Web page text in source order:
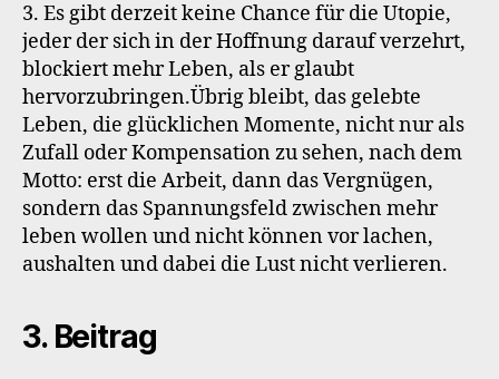
3. Es gibt derzeit keine Chance für die Utopie,
jeder der sich in der Hoffnung darauf verzehrt,
blockiert mehr Leben, als er glaubt
hervorzubringen.Übrig bleibt, das gelebte
Leben, die glücklichen Momente, nicht nur als
Zufall oder Kompensation zu sehen, nach dem
Motto: erst die Arbeit, dann das Vergnügen,
sondern das Spannungsfeld zwischen mehr
leben wollen und nicht können vor lachen,
aushalten und dabei die Lust nicht verlieren.
3. Beitrag